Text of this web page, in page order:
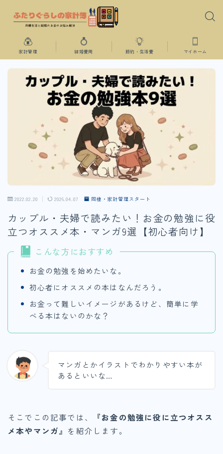
家計管理 結婚費用 節約・生活費 マイホーム
2022.02.20 2026.04.07 同棲・家計管理スタート
カップル・夫婦で読みたい！お金の勉強に役
立つオススメ本・マンガ9選【初心者向け】
こんな方におすすめ
お金の勉強を始めたいな。
初心者にオススメの本はなんだろう。
お金って難しいイメージがあるけど、簡単に学
べる本はないのかな？
マンガとかイラストでわかりやすい本が
あるといいな…
そこでこの記事では、
『お金の勉強に役に立つオスス
メ本やマンガ』 を紹介します。